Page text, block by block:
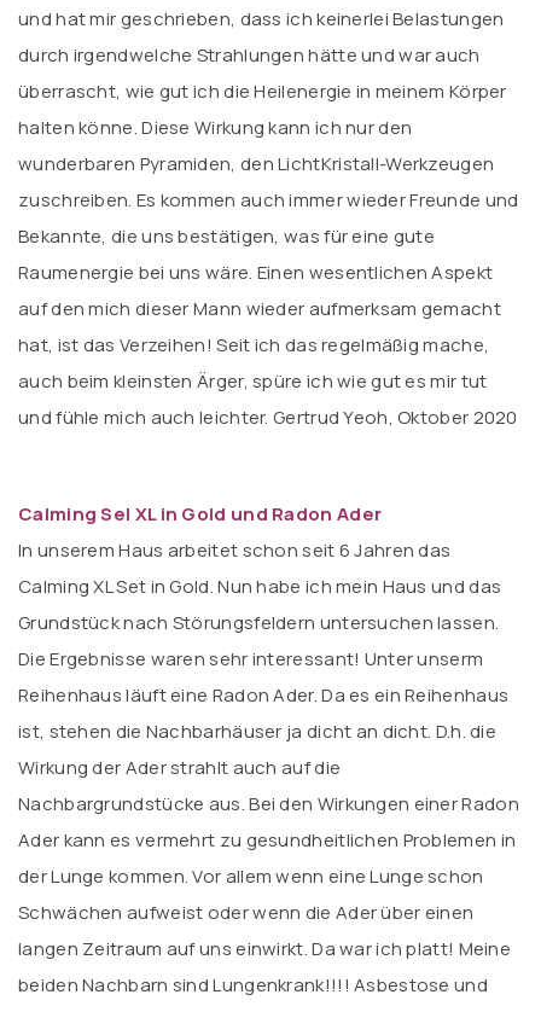
und hat mir geschrieben, dass ich keinerlei Belastungen
durch irgendwelche Strahlungen hätte und war auch
überrascht, wie gut ich die Heilenergie in meinem Körper
halten könne. Diese Wirkung kann ich nur den
wunderbaren Pyramiden, den LichtKristall-Werkzeugen
zuschreiben. Es kommen auch immer wieder Freunde und
Bekannte, die uns bestätigen, was für eine gute
Raumenergie bei uns wäre. Einen wesentlichen Aspekt
auf den mich dieser Mann wieder aufmerksam gemacht
hat, ist das Verzeihen! Seit ich das regelmäßig mache,
auch beim kleinsten Ärger, spüre ich wie gut es mir tut
und fühle mich auch leichter. Gertrud Yeoh, Oktober 2020
Calming Sel XL in Gold und Radon Ader
In unserem Haus arbeitet schon seit 6 Jahren das
Calming XL Set in Gold. Nun habe ich mein Haus und das
Grundstück nach Störungsfeldern untersuchen lassen.
Die Ergebnisse waren sehr interessant! Unter unserm
Reihenhaus läuft eine Radon Ader. Da es ein Reihenhaus
ist, stehen die Nachbarhäuser ja dicht an dicht. D.h. die
Wirkung der Ader strahlt auch auf die
Nachbargrundstücke aus. Bei den Wirkungen einer Radon
Ader kann es vermehrt zu gesundheitlichen Problemen in
der Lunge kommen. Vor allem wenn eine Lunge schon
Schwächen aufweist oder wenn die Ader über einen
langen Zeitraum auf uns einwirkt. Da war ich platt! Meine
beiden Nachbarn sind Lungenkrank!!!! Asbestose und